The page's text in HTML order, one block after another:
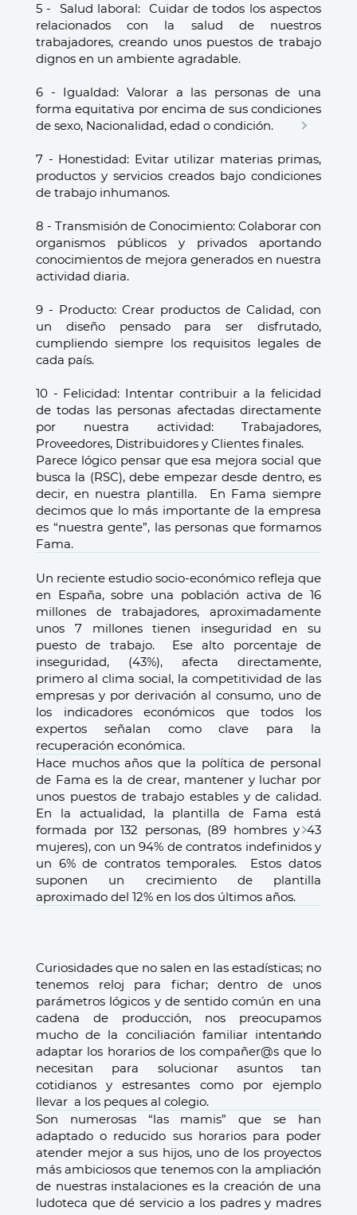
5 - Salud laboral: Cuidar de todos los aspectos
relacionados con la salud de nuestros
trabajadores, creando unos puestos de trabajo
dignos en un ambiente agradable.
6 - Igualdad: Valorar a las personas de una
forma equitativa por encima de sus condiciones
de sexo, Nacionalidad, edad o condición.
7 - Honestidad: Evitar utilizar materias primas,
productos y servicios creados bajo condiciones
de trabajo inhumanos.
8 - Transmisión de Conocimiento: Colaborar con
organismos públicos y privados aportando
conocimientos de mejora generados en nuestra
actividad diaria.
9 - Producto: Crear productos de Calidad, con
un diseño pensado para ser disfrutado,
cumpliendo siempre los requisitos legales de
cada país.
10 - Felicidad: Intentar contribuir a la felicidad
de todas las personas afectadas directamente
por nuestra actividad: Trabajadores,
Proveedores, Distribuidores y Clientes finales.
Parece lógico pensar que esa mejora social que
busca la (RSC), debe empezar desde dentro, es
decir, en nuestra plantilla. En Fama siempre
decimos que lo más importante de la empresa
es “nuestra gente”, las personas que formamos
Fama.
Un reciente estudio socio-económico refleja que
en España, sobre una población activa de 16
millones de trabajadores, aproximadamente
unos 7 millones tienen inseguridad en su
puesto de trabajo. Ese alto porcentaje de
inseguridad, (43%), afecta directamente,
primero al clima social, la competitividad de las
empresas y por derivación al consumo, uno de
los indicadores económicos que todos los
expertos señalan como clave para la
recuperación económica.
Hace muchos años que la política de personal
de Fama es la de crear, mantener y luchar por
unos puestos de trabajo estables y de calidad.
En la actualidad, la plantilla de Fama está
formada por 132 personas, (89 hombres y 43
mujeres), con un 94% de contratos indefinidos y
un 6% de contratos temporales. Estos datos
suponen un crecimiento de plantilla
aproximado del 12% en los dos últimos años.
Curiosidades que no salen en las estadísticas; no
tenemos reloj para fichar; dentro de unos
parámetros lógicos y de sentido común en una
cadena de producción, nos preocupamos
mucho de la conciliación familiar intentando
adaptar los horarios de los compañer@s que lo
necesitan para solucionar asuntos tan
cotidianos y estresantes como por ejemplo
llevar a los peques al colegio.
Son numerosas “las mamis” que se han
adaptado o reducido sus horarios para poder
atender mejor a sus hijos, uno de los proyectos
más ambiciosos que tenemos con la ampliación
de nuestras instalaciones es la creación de una
ludoteca que dé servicio a los padres y madres